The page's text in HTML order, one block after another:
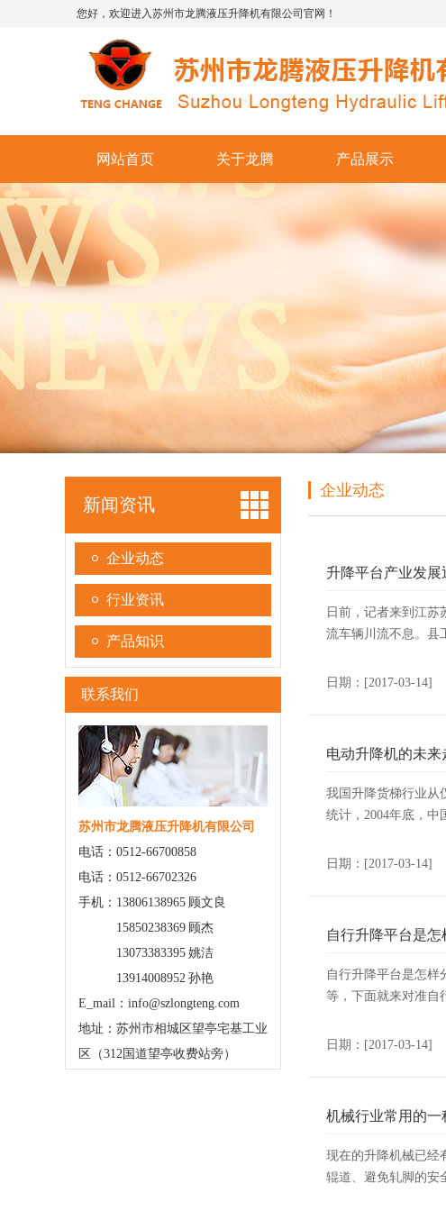
您好，欢迎进入苏州市龙腾液压升降机有限公司官网！
网站首页 关于龙腾 产品展示
新闻资讯
企业动态
行业资讯
产品知识
联系我们
苏州市龙腾液压升降机有限公司
电话：0512-66700858
电话：0512-66702326
手机：13806138965 顾文良
15850238369 顾杰
13073383395 姚洁
13914008952 孙艳
E_mail：info@szlongteng.com
地址：苏州市相城区望亭宅基工业
区（312国道望亭收费站旁）
企业动态
升降平台产业发展
日前，记者来到江
流车辆川流不息。县
日期：[2017-03-14]
电动升降机的未来
我国升降货梯行业从
统计，2004年底，
日期：[2017-03-14]
自行升降平台是怎
自行升降平台是怎样
等，下面就来对准自
日期：[2017-03-14]
机械行业常用的一
现在的升降机械已经
辊道、避免轧脚的安